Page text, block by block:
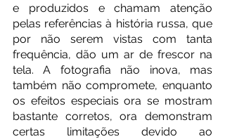
e produzidos e chamam atenção
pelas referências à história russa, que
por não serem vistas com tanta
frequência, dão um ar de frescor na
tela. A fotografia não inova, mas
também não compromete, enquanto
os efeitos especiais ora se mostram
bastante corretos, ora demonstram
certas limitações devido ao